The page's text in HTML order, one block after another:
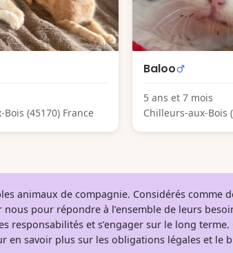
(45170) France
Baloo
5 ans et 7 mois
Chilleurs-aux-Bois
animaux de compagnie. Considérés comme
pour répondre à l’ensemble de leurs
responsabilités et s’engager sur le long
en savoir plus sur les obligations légales et le